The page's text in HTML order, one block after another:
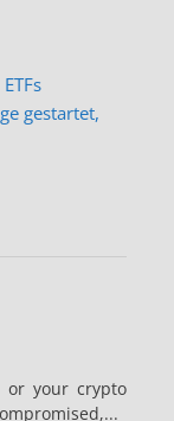
gestartet,
or your crypto